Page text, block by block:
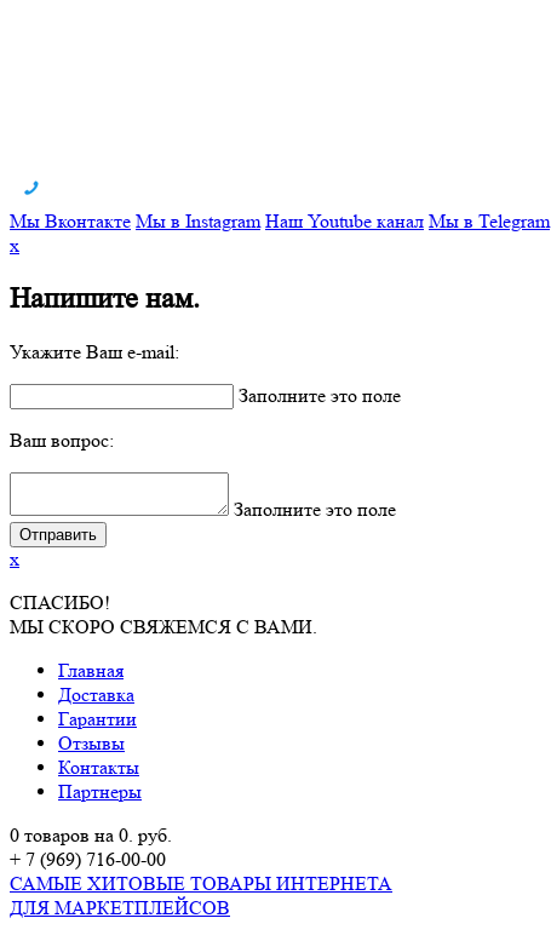
Мы Вконтакте Мы в Instagram Наш Youtube канал Мы в Telegram
x
Напишите нам.
Укажите Ваш e-mail:
Заполните это поле
Ваш вопрос:
Заполните это поле
x
СПАСИБО!
МЫ СКОРО СВЯЖЕМСЯ С ВАМИ.
Главная
Доставка
Гарантии
Отзывы
Контакты
Партнеры
0 товаров на 0. руб.
+ 7 (969) 716-00-00
САМЫЕ ХИТОВЫЕ ТОВАРЫ ИНТЕРНЕТА
ДЛЯ МАРКЕТПЛЕЙСОВ